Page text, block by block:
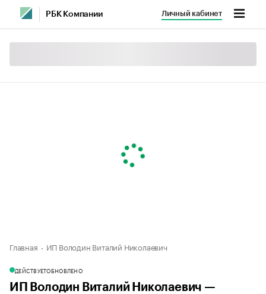
РБК Компании Личный кабинет
Главная ИП Володин Виталий Николаевич
ДЕЙСТВУЕТОБНОВЛЕНО
ИП Володин Виталий Николаевич —